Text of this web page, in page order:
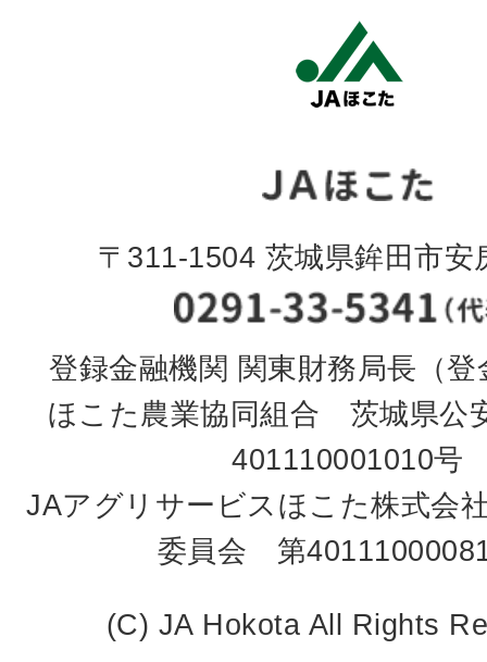
〒311-1504 茨城県鉾田市安
登録金融機関 関東財務局長（登
ほこた農業協同組合 茨城県
401110001010号
JAアグリサービスほこた株式会
委員会 第
(C) JA Hokota All Rights